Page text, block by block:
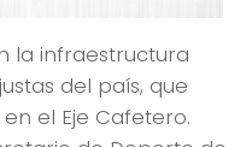
la infraestructura
del país, que
el Eje Cafetero.